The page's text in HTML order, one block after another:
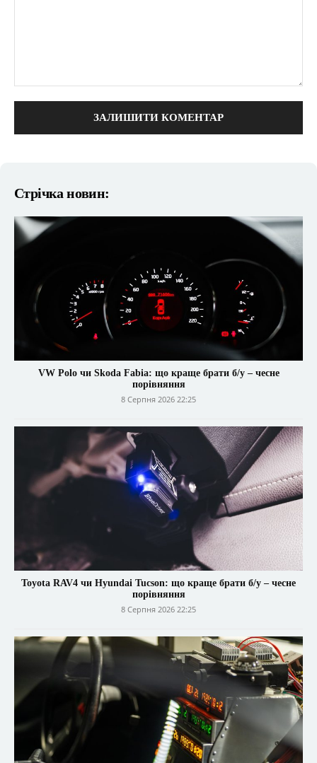
Стрічка новин:
VW Polo чи Skoda Fabia: що краще брати б/у – чесне
порівняння
8 Серпня 2026 22:25
Toyota RAV4 чи Hyundai Tucson: що краще брати б/у – чесне
порівняння
8 Серпня 2026 22:25